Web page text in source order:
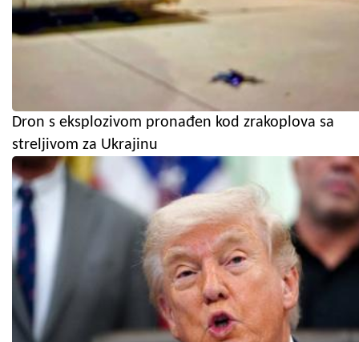
Dron s eksplozivom pronađen kod zrakoplova sa
streljivom za Ukrajinu